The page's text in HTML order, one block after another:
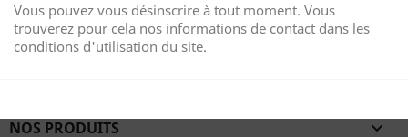
Vous pouvez vous désinscrire à tout moment. Vous
trouverez pour cela nos informations de contact dans les
conditions d'utilisation du site.
NOS PRODUITS 